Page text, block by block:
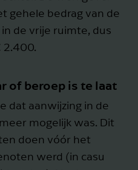
gehele bedrag van de
de vrije ruimte, dus
2.400.
of beroep is te laat
dat aanwijzing in de
mogelijk was. Dit
doen vóór het
werd (in casu